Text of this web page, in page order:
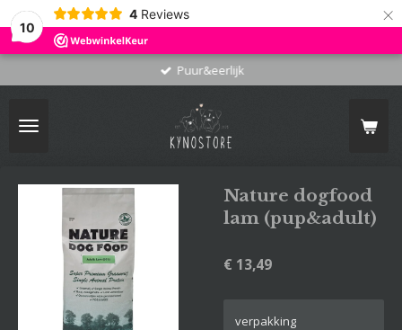
10
4 Reviews ×
Puur&eerlijk
Nature dogfood
lam (pup&adult)
€ 13,49
verpakking